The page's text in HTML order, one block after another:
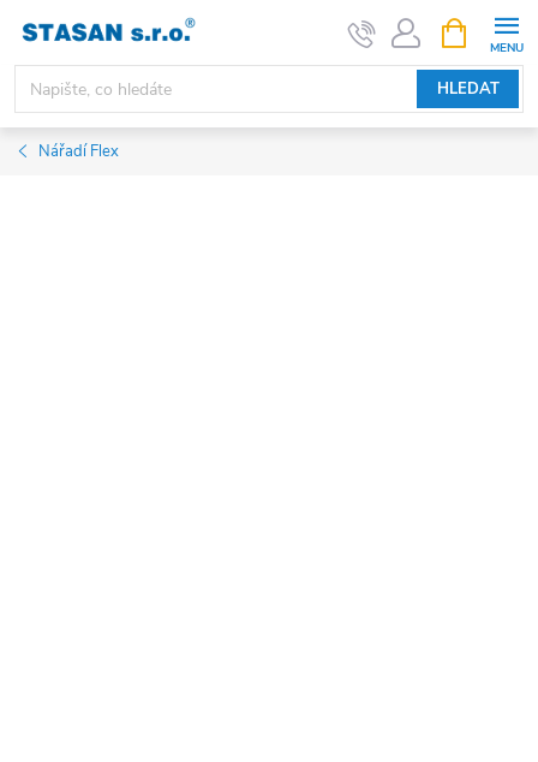
obsah
HLEDAT
NÁKUPNÍ
KOŠÍK
Nářadí Flex